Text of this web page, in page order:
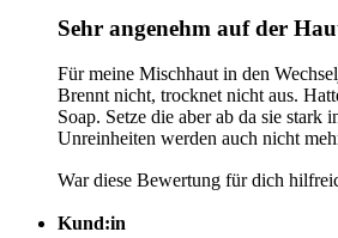
Sehr angenehm auf der
Für meine Mischhaut in den
Brennt nicht, trocknet nicht aus.
Soap. Setze die aber ab da sie stark
Unreinheiten werden auch nicht
War diese Bewertung für dich
Kund:in